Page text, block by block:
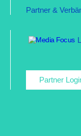
Partner &
Partner